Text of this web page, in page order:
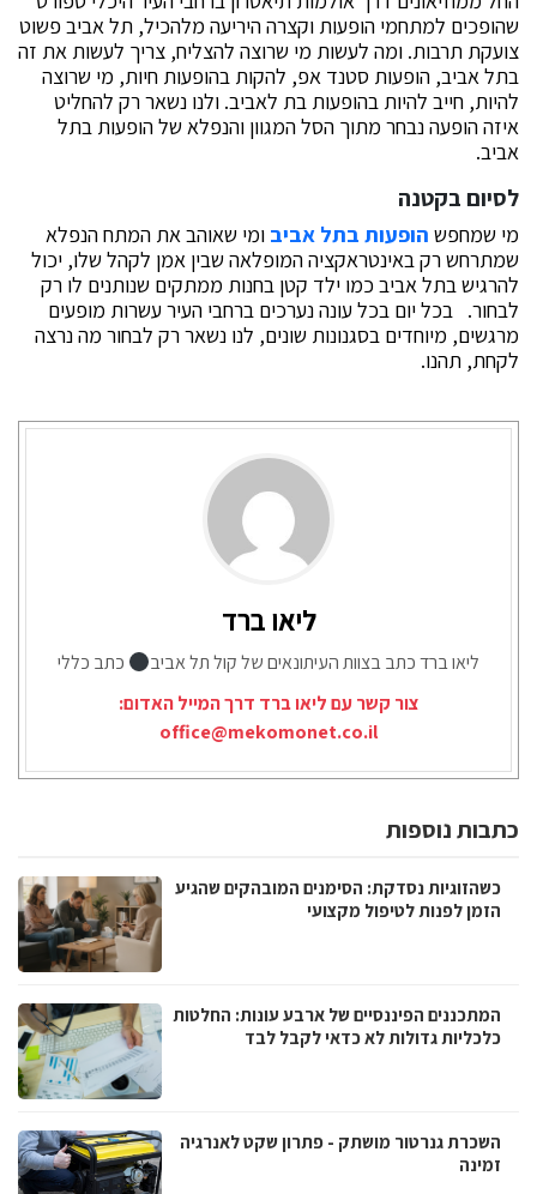
שהופכים למתחמי הופעות וקצרה היריעה מלהכיל, תל אביב פשוט
צועקת תרבות. ומה לעשות מי שרוצה להצליח, צריך לעשות את זה
בתל אביב, הופעות סטנד אפ, להקות בהופעות חיות, מי שרוצה
להיות, חייב להיות בהופעות בת לאביב. ולנו נשאר רק להחליט
איזה הופעה נבחר מתוך הסל המגוון והנפלא של הופעות בתל
אביב.
לסיום בקטנה
מי שמחפש הופעות בתל אביב ומי שאוהב את המתח הנפלא
שמתרחש רק באינטראקציה המופלאה שבין אמן לקהל שלו, יכול
להרגיש בתל אביב כמו ילד קטן בחנות ממתקים שנותנים לו רק
לבחור. בכל יום בכל עונה נערכים ברחבי העיר עשרות מופעים
מרגשים, מיוחדים בסגנונות שונים, לנו נשאר רק לבחור מה נרצה
לקחת, תהנו.
ליאו ברד
ליאו ברד כתב בצוות העיתונאים של קול תל אביב
כתב כללי
צור קשר עם ליאו ברד דרך המייל האדום:
office@mekomonet.co.il
כתבות נוספות
כשהזוגיות נסדקת: הסימנים המובהקים שהגיע
הזמן לפנות לטיפול מקצועי
המתכננים הפיננסיים של ארבע עונות: החלטות
כלכליות גדולות לא כדאי לקבל לבד
השכרת גנרטור מושתק - פתרון שקט לאנרגיה
זמינה